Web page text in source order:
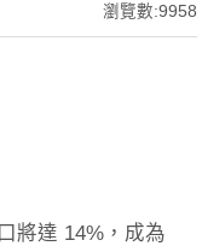
瀏覽數:9958
將達 14%，成為